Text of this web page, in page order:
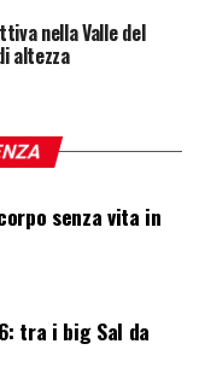
nella Valle del
altezza
senza vita in
tra i big Sal da